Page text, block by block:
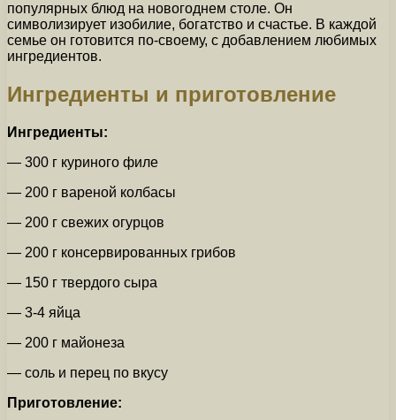
популярных блюд на новогоднем столе. Он
символизирует изобилие, богатство и счастье. В каждой
семье он готовится по-своему, с добавлением любимых
ингредиентов.
Ингредиенты и приготовление
Ингредиенты:
— 300 г куриного филе
— 200 г вареной колбасы
— 200 г свежих огурцов
— 200 г консервированных грибов
— 150 г твердого сыра
— 3-4 яйца
— 200 г майонеза
— соль и перец по вкусу
Приготовление: